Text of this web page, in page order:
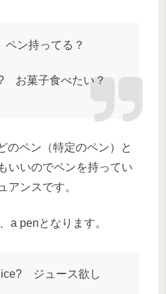
ン持ってる？
お菓子食べたい？
のペン（特定のペン）と
いいのでペンを持ってい
アンスです。
a penとなります。
ジュース欲し